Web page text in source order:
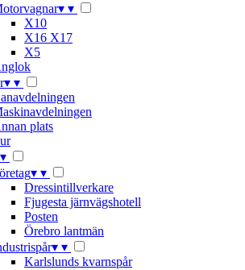
▾ ▾
X10
X16 X17
X5
▾ ▾
plats
▾
▾ ▾
Dressintillverkare
Fjugesta järnvägshotell
Posten
Örebro lantmän
▾ ▾
Karlslunds kvarnspår